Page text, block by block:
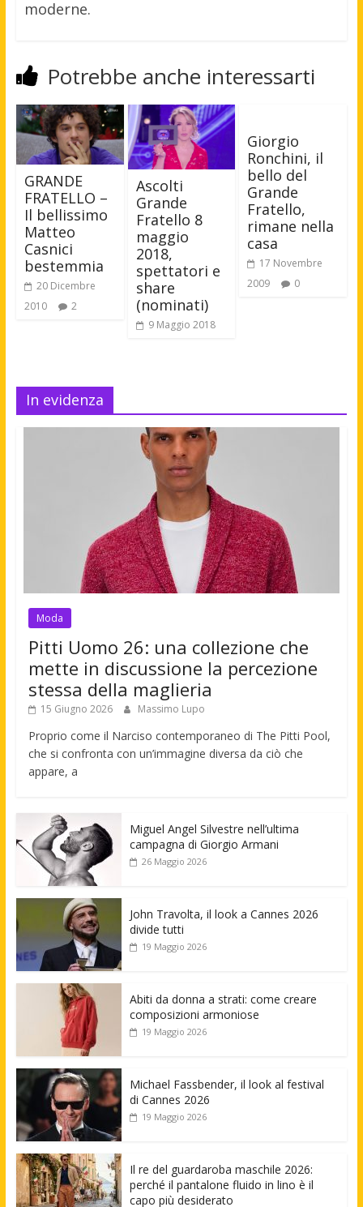
moderne.
Potrebbe anche interessarti
GRANDE
FRATELLO –
Il bellissimo
Matteo
Casnici
bestemmia
20 Dicembre
2010
2
Ascolti
Grande
Fratello 8
maggio
2018,
spettatori e
share
(nominati)
9 Maggio 2018
Giorgio
Ronchini, il
bello del
Grande
Fratello,
rimane nella
casa
17 Novembre
2009
0
In evidenza
Moda
Pitti Uomo 26: una collezione che
mette in discussione la percezione
stessa della maglieria
15 Giugno 2026 Massimo Lupo
Proprio come il Narciso contemporaneo di The Pitti Pool,
che si confronta con un’immagine diversa da ciò che
appare, a
Miguel Angel Silvestre nell’ultima
campagna di Giorgio Armani
26 Maggio 2026
John Travolta, il look a Cannes 2026
divide tutti
19 Maggio 2026
Abiti da donna a strati: come creare
composizioni armoniose
19 Maggio 2026
Michael Fassbender, il look al festival
di Cannes 2026
19 Maggio 2026
Il re del guardaroba maschile 2026:
perché il pantalone fluido in lino è il
capo più desiderato